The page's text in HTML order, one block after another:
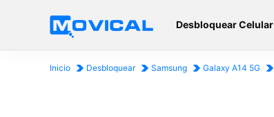
Desbloquear Celular
Inicio Desbloquear Samsung Galaxy A14 5G